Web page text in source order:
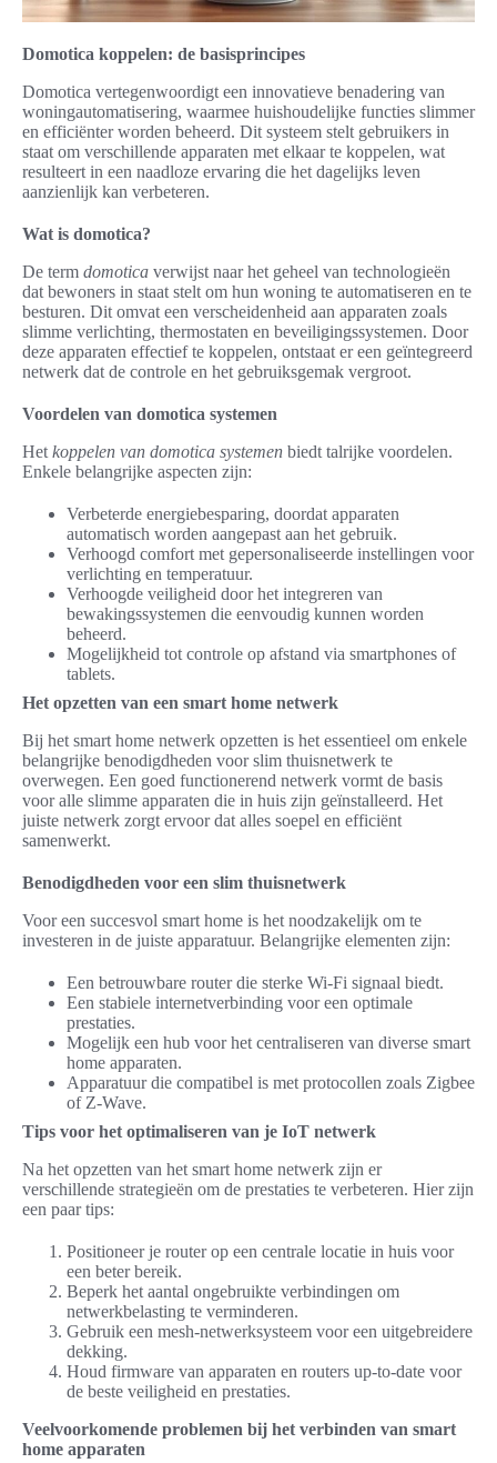
Domotica koppelen: de basisprincipes
Domotica vertegenwoordigt een innovatieve benadering van
woningautomatisering, waarmee huishoudelijke functies slimmer
en efficiënter worden beheerd. Dit systeem stelt gebruikers in
staat om verschillende apparaten met elkaar te koppelen, wat
resulteert in een naadloze ervaring die het dagelijks leven
aanzienlijk kan verbeteren.
Wat is domotica?
De term domotica verwijst naar het geheel van technologieën
dat bewoners in staat stelt om hun woning te automatiseren en te
besturen. Dit omvat een verscheidenheid aan apparaten zoals
slimme verlichting, thermostaten en beveiligingssystemen. Door
deze apparaten effectief te koppelen, ontstaat er een geïntegreerd
netwerk dat de controle en het gebruiksgemak vergroot.
Voordelen van domotica systemen
Het koppelen van domotica systemen biedt talrijke voordelen.
Enkele belangrijke aspecten zijn:
Verbeterde energiebesparing, doordat apparaten
automatisch worden aangepast aan het gebruik.
Verhoogd comfort met gepersonaliseerde instellingen voor
verlichting en temperatuur.
Verhoogde veiligheid door het integreren van
bewakingssystemen die eenvoudig kunnen worden
beheerd.
Mogelijkheid tot controle op afstand via smartphones of
tablets.
Het opzetten van een smart home netwerk
Bij het smart home netwerk opzetten is het essentieel om enkele
belangrijke benodigdheden voor slim thuisnetwerk te
overwegen. Een goed functionerend netwerk vormt de basis
voor alle slimme apparaten die in huis zijn geïnstalleerd. Het
juiste netwerk zorgt ervoor dat alles soepel en efficiënt
samenwerkt.
Benodigdheden voor een slim thuisnetwerk
Voor een succesvol smart home is het noodzakelijk om te
investeren in de juiste apparatuur. Belangrijke elementen zijn:
Een betrouwbare router die sterke Wi-Fi signaal biedt.
Een stabiele internetverbinding voor een optimale
prestaties.
Mogelijk een hub voor het centraliseren van diverse smart
home apparaten.
Apparatuur die compatibel is met protocollen zoals Zigbee
of Z-Wave.
Tips voor het optimaliseren van je IoT netwerk
Na het opzetten van het smart home netwerk zijn er
verschillende strategieën om de prestaties te verbeteren. Hier zijn
een paar tips:
Positioneer je router op een centrale locatie in huis voor
een beter bereik.
Beperk het aantal ongebruikte verbindingen om
netwerkbelasting te verminderen.
Gebruik een mesh-netwerksysteem voor een uitgebreidere
dekking.
Houd firmware van apparaten en routers up-to-date voor
de beste veiligheid en prestaties.
Veelvoorkomende problemen bij het verbinden van smart
home apparaten